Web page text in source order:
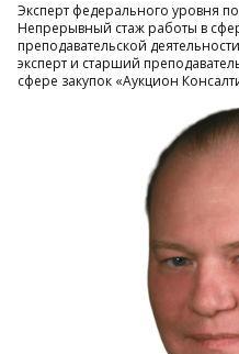
Эксперт федерального уровня
Непрерывный стаж работы в
преподавательской
эксперт и старший
сфере закупок «Аукцион